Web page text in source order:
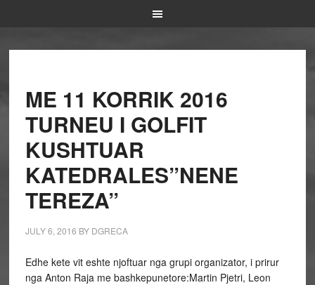
ME 11 KORRIK 2016
TURNEU I GOLFIT
KUSHTUAR
KATEDRALES”NENE
TEREZA”
JULY 6, 2016 BY DGRECA
Edhe kete vit eshte njoftuar nga grupi organizator, i prirur
nga Anton Raja me bashkepunetore:Martin Pjetri, Leon